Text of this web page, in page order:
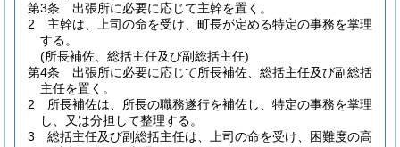
第3条
出張所に必要に応じて主幹を置く。
2
主幹は、上司の命を受け、町長が定める特定の事務を掌理
する。
(所長補佐、総括主任及び副総括主任)
第4条
出張所に必要に応じて所長補佐、総括主任及び副総括
主任を置く。
2
所長補佐は、所長の職務遂行を補佐し、特定の事務を掌理
し、又は分担して整理する。
3
総括主任及び副総括主任は、上司の命を受け、困難度の高